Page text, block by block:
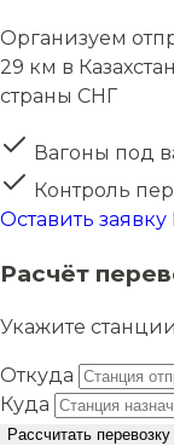
Организуем
29 км в
страны СНГ
Вагоны под
Контроль
Оставить заявку
Расчёт
Укажите
Откуда
Куда
Рассчитать перевозку